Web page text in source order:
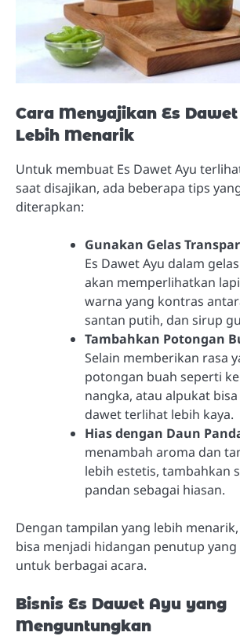
Cara Menyajikan Es
Lebih Menarik
Untuk membuat Es Dawet Ayu
saat disajikan, ada beberapa tips
diterapkan:
Gunakan Gelas
Es Dawet Ayu dalam
akan memperlihatkan
warna yang kontras
santan putih, dan sirup
Tambahkan Potongan
Selain memberikan rasa
potongan buah seperti
nangka, atau alpukat
dawet terlihat lebih kaya.
Hias dengan Daun
menambah aroma dan
lebih estetis, tambahkan
pandan sebagai hiasan.
Dengan tampilan yang lebih
bisa menjadi hidangan penutup
untuk berbagai acara.
Bisnis Es Dawet Ayu yang
Menguntungkan